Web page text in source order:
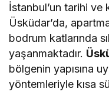
İstanbul’un tarihi ve
Üsküdar’da,
bodrum katlarında
yaşanmaktadır.
bölgenin yapısına
yöntemleriyle kısa